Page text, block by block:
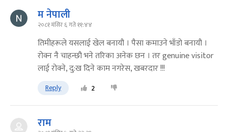
म नेपाली
२०८१ मंसिर ६ गते ११:४४
तिमीहरूले यसलाई खेल बनायौ । पैसा कमाउने भाँडो बनायौ ।
रोक्न नै चाहन्छौ भने तरिका अनेक छन । तर genuine visitor
लाई रोक्ने, दु:ख दिने काम नगरेस, खबरदार !!!
Reply 2
राम